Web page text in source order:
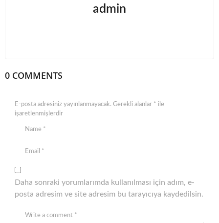
admin
0 COMMENTS
E-posta adresiniz yayınlanmayacak. Gerekli alanlar * ile
işaretlenmişlerdir
Daha sonraki yorumlarımda kullanılması için adım, e-
posta adresim ve site adresim bu tarayıcıya kaydedilsin.